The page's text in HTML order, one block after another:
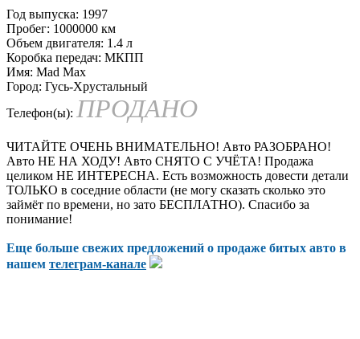
Год выпуска: 1997
Пробег: 1000000 км
Объем двигателя: 1.4 л
Коробка передач: МКПП
Имя: Mad Max
Город: Гусь-Хрустальный
Телефон(ы): ПРОДАНО
ЧИТАЙТЕ ОЧЕНЬ ВНИМАТЕЛЬНО! Авто РАЗОБРАНО!
Авто НЕ НА ХОДУ! Авто СНЯТО С УЧЁТА! Продажа
целиком НЕ ИНТЕРЕСНА. Есть возможность довести детали
ТОЛЬКО в соседние области (не могу сказать сколько это
займёт по времени, но зато БЕСПЛАТНО). Спасибо за
понимание!
Еще больше свежих предложений о продаже битых авто в
нашем телеграм-канале